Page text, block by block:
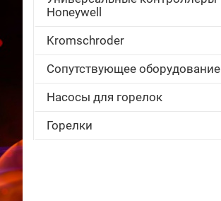
Honeywell
Kromschroder
Сопутствующее оборудование
Насосы для горелок
Горелки